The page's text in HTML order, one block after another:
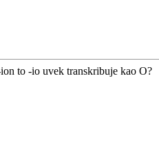
to -io uvek transkribuje kao O?